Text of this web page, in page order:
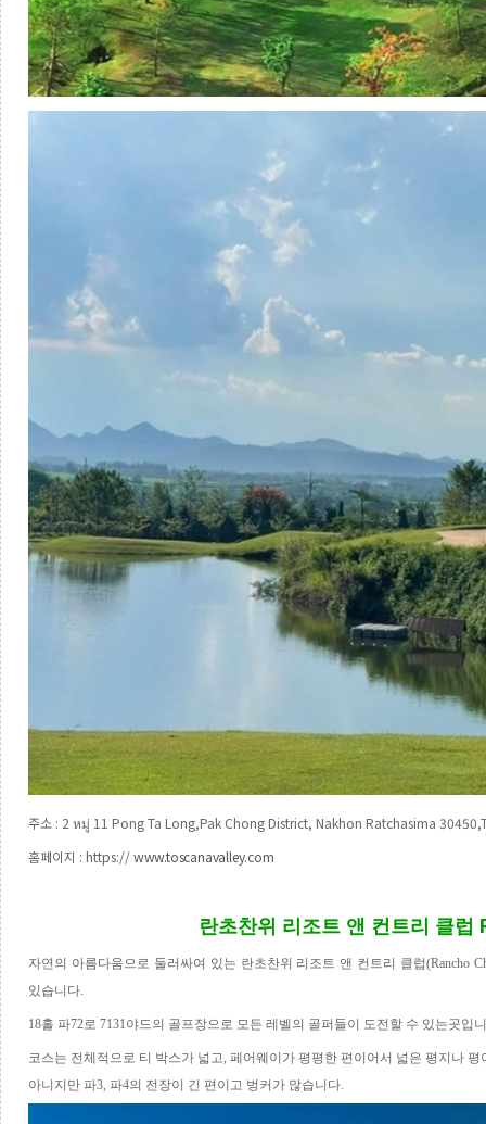
주소 : 2 หมู่ 11 Pong Ta Long,Pak Chong District, Nakhon Ratchasima
홈페이지 : https://www.toscanavalley.com
란초찬위 리조트 앤 컨트리 클럽
자연의 아름다움으로 둘러싸여 있는 란초찬위 리조트 앤 컨트리 클럽(Rancho
있습니다.
18홀 파72로 7131야드의 골프장으로 모든 레벨의 골퍼들이 도전할 수 있는곳입
코스는 전체적으로 티 박스가 넓고, 페어웨이가 평평한 편이어서 넓은 평지나 평
아니지만 파3, 파4의 전장이 긴 편이고 벙커가 많습니다.